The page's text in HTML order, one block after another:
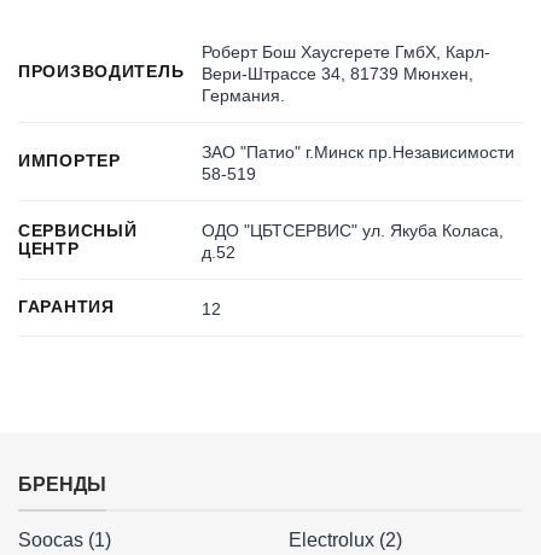
ПРОИЗВОДИТЕЛЬ
Роберт Бош Хаусгерете ГмбХ, Карл-
Вери-Штрассе 34, 81739 Мюнхен,
Германия.
ИМПОРТЕР
ЗАО "Патио" г.Минск пр.Независимости
58-519
СЕРВИСНЫЙ
ЦЕНТР
ОДО "ЦБТСЕРВИС" ул. Якуба Коласа,
д.52
ГАРАНТИЯ 12
БРЕНДЫ
Soocas (1)
Electrolux (2)